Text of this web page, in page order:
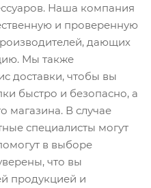
Наша компания
и проверенную
дающих
Мы также
доставки, чтобы вы
быстро и безопасно, а
магазина. В случае
специалисты могут
в выборе
что вы
продукцией и